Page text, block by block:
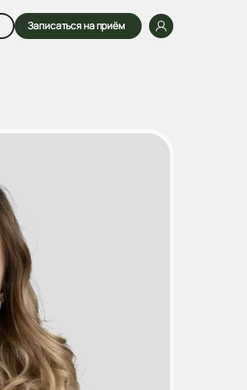
Записаться на приём